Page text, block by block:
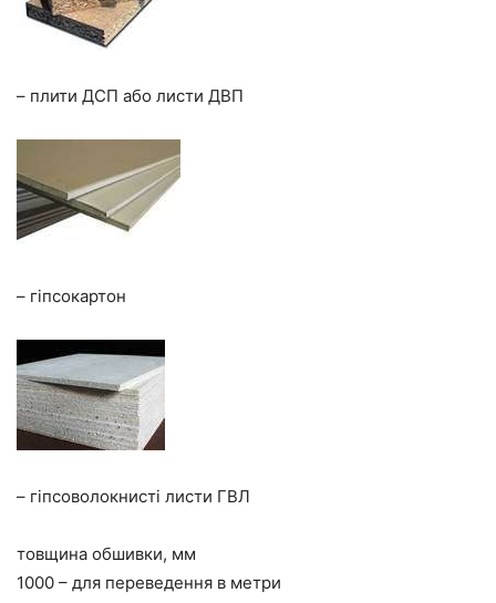
– плити ДСП або листи ДВП
– гіпсокартон
– гіпсоволокнисті листи ГВЛ
товщина обшивки, мм
1000 – для переведення в метри